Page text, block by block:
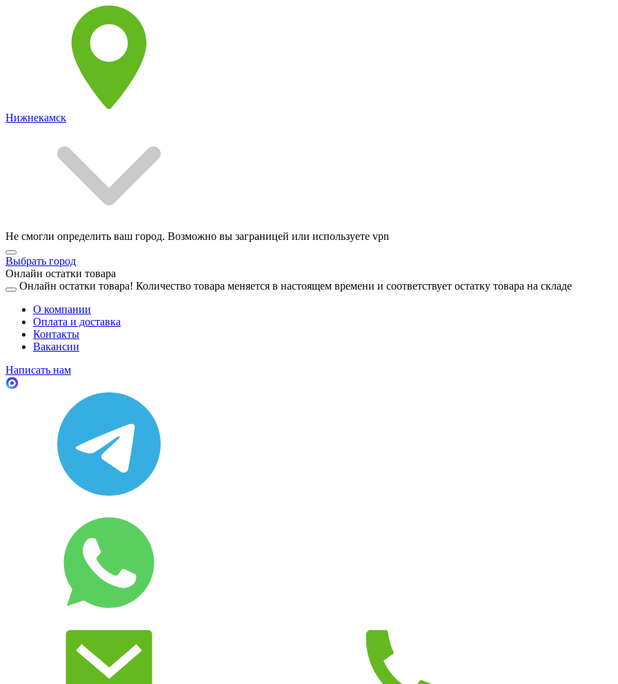
Нижнекамск
Не смогли определить ваш город. Возможно вы заграницей или используете vpn
Выбрать город
Онлайн остатки товара
Онлайн остатки товара! Количество товара меняется в настоящем времени и соответствует остатку товара на складе
О компании
Оплата и доставка
Контакты
Вакансии
Написать нам